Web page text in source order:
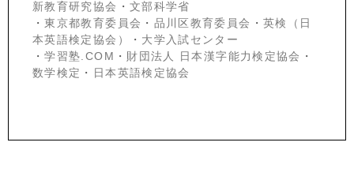
新教育研究協会 ・ 文部科学省
・東京都教育委員会 ・ 品川区教育委員会 ・ 英検（日
本英語検定協会）
・ 大学入試センター
・学習塾.COM ・ 財団法人 日本漢字能力検定協会 ・
数学検定 ・ 日本英語検定協会